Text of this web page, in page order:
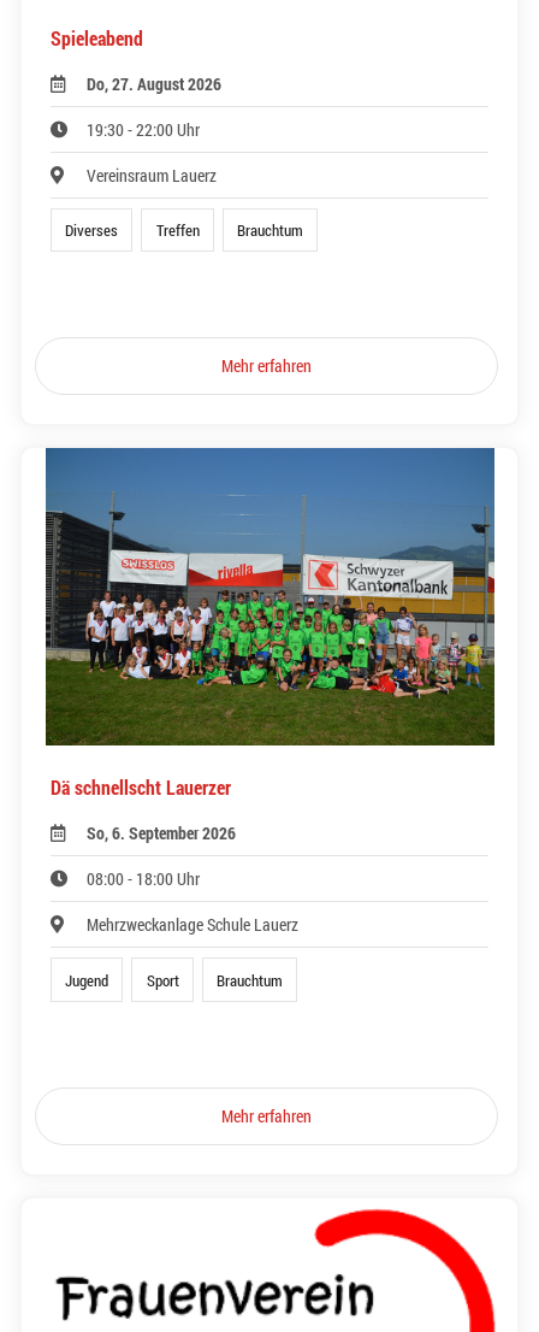
Spieleabend
Do, 27. August 2026
19:30 - 22:00 Uhr
Vereinsraum Lauerz
Diverses Treffen Brauchtum
Mehr erfahren
Dä schnellscht Lauerzer
So, 6. September 2026
08:00 - 18:00 Uhr
Mehrzweckanlage Schule Lauerz
Jugend Sport Brauchtum
Mehr erfahren